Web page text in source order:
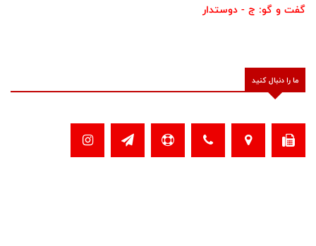
گفت و گو: ج - دوستدار
ما را دنبال کنید